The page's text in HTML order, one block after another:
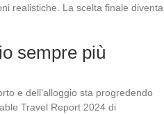
realistiche. La scelta finale diventa
sempre più
e dell’alloggio sta progredendo
Travel Report 2024 di